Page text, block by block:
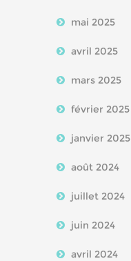
mai 2025
avril 2025
mars 2025
février 2025
janvier 2025
août 2024
juillet 2024
juin 2024
avril 2024